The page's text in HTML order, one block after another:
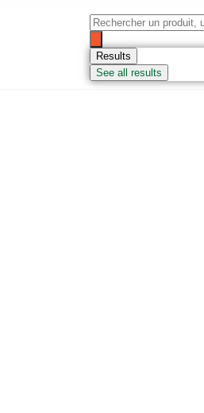
Results
See all results